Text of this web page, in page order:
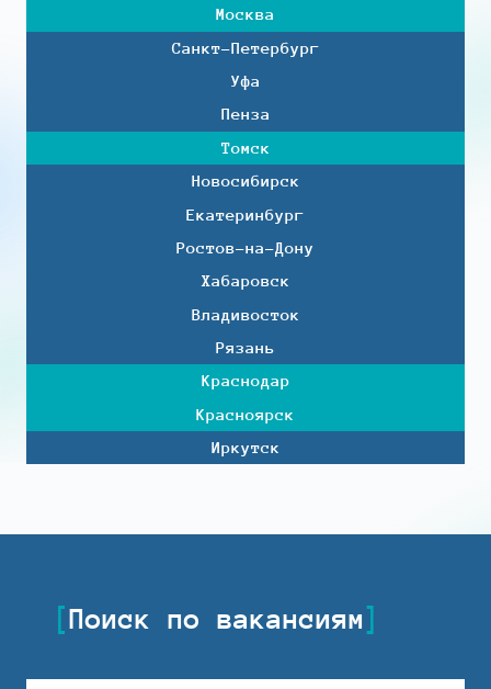
Москва
Санкт-Петербург
Уфа
Пенза
Томск
Новосибирск
Екатеринбург
Ростов-на-Дону
Хабаровск
Владивосток
Рязань
Краснодар
Красноярск
Иркутск
Поиск по вакансиям